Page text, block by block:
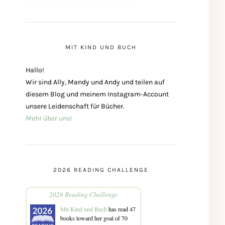
MIT KIND UND BUCH
Hallo!
Wir sind Ally, Mandy und Andy und teilen auf
diesem Blog und meinem Instagram-Account
unsere Leidenschaft für Bücher.
Mehr über uns!
2026 READING CHALLENGE
2026 Reading Challenge
Mit Kind und Buch has read 47
books toward her goal of 70